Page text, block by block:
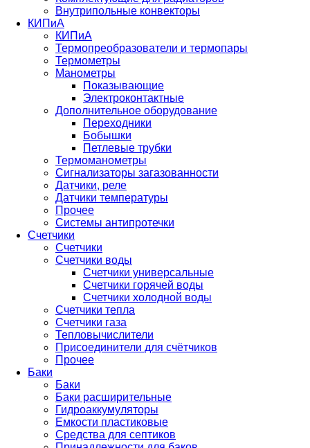
Внутрипольные конвекторы
КИПиА
КИПиА
Термопреобразователи и термопары
Термометры
Манометры
Показывающие
Электроконтактные
Дополнительное оборудование
Переходники
Бобышки
Петлевые трубки
Термоманометры
Сигнализаторы загазованности
Датчики, реле
Датчики температуры
Прочее
Системы антипротечки
Счетчики
Счетчики
Счетчики воды
Счетчики универсальные
Счетчики горячей воды
Счетчики холодной воды
Счетчики тепла
Счетчики газа
Тепловычислители
Присоединители для счётчиков
Прочее
Баки
Баки
Баки расширительные
Гидроаккумуляторы
Емкости пластиковые
Средства для септиков